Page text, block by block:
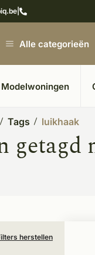
Meer dan 20 jaar
Alle categorieën
Modelwoningen
Tags luikhaak
getagd
herstellen